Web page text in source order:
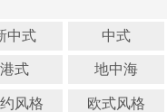
中式 中式
港式 地中海
风格 欧式风格